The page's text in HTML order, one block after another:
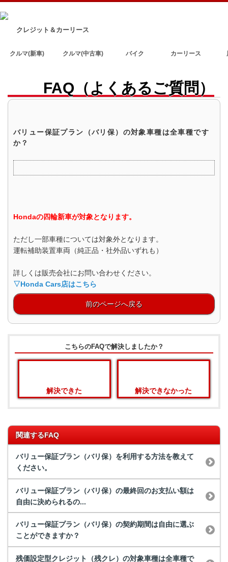
クレジット＆カーリース
クルマ(新車) クルマ(中古車) バイク カーリース
FAQ（よくあるご質問）
バリュー保証プラン（バリ保）の対象車種は全車種です
か？
Hondaの四輪新車が対象となります。
ただし一部車種については対象外となります。
運転補助装置車両（純正品・社外品いずれも）
詳しくは販売会社にお問い合わせください。
▽Honda Cars店はこちら
前のページへ戻る
こちらのFAQで解決しましたか？
解決できた 解決できなかった
関連するFAQ
バリュー保証プラン（バリ保）を利用する方法を教えて
ください。
バリュー保証プラン（バリ保）の最終回のお支払い額は
自由に決められるの...
バリュー保証プラン（バリ保）の契約期間は自由に選ぶ
ことができますか？
残価設定型クレジット（残クレ）の対象車種は全車種で